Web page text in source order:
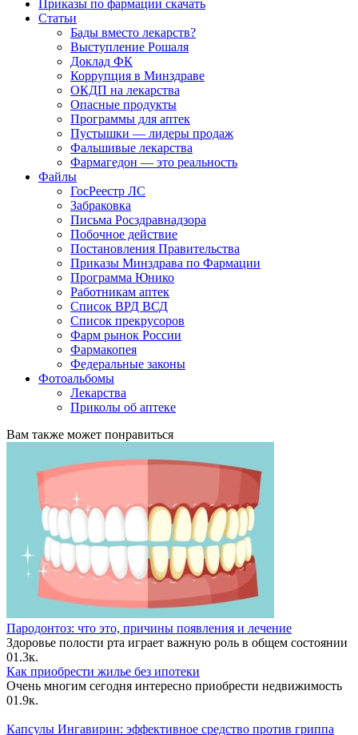
Приказы по фармации скачать
Статьи
Бады вместо лекарств?
Выступление Рошаля
Доклад ФК
Коррупция в Минздраве
ОКДП на лекарства
Опасные продукты
Программы для аптек
Пустышки — лидеры продаж
Фальшивые лекарства
Фармагедон — это реальность
Файлы
ГосРеестр ЛС
Забраковка
Письма Росздравнадзора
Побочное действие
Постановления Правительства
Приказы Минздрава по Фармации
Программа Юнико
Работникам аптек
Список ВРД ВСД
Список прекрусоров
Фарм рынок России
Фармакопея
Федеральные законы
Фотоальбомы
Лекарства
Приколы об аптеке
Вам также может понравиться
Пародонтоз: что это, причины появления и лечение
Здоровье полости рта играет важную роль в общем состоянии
01.3к.
Как приобрести жилье без ипотеки
Очень многим сегодня интересно приобрести недвижимость
01.9к.
Капсулы Ингавирин: эффективное средство против гриппа